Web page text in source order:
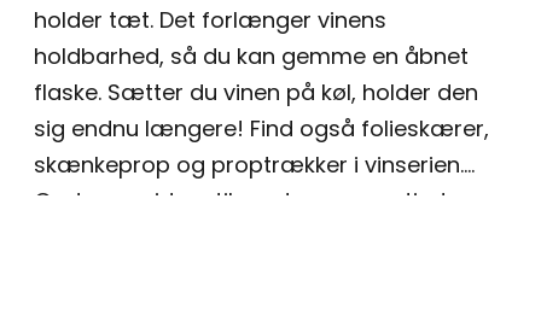
holder tæt. Det forlænger vinens
holdbarhed, så du kan gemme en åbnet
flaske. Sætter du vinen på køl, holder den
sig endnu længere! Find også folieskærer,
skænkeprop og proptrækker i vinserien.
Gode gaveideer til værten og værtinden.